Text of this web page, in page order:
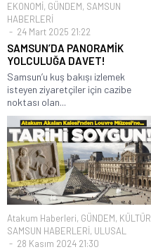
EKONOMİ, GÜNDEM, SAMSUN
HABERLERİ
24 Mart 2025 21:22
SAMSUN’DA PANORAMİK
YOLCULUĞA DAVET!
Samsun’u kuş bakışı izlemek
isteyen ziyaretçiler için cazibe
noktası olan...
Atakum Haberleri, GÜNDEM, KÜLTÜR
SAMSUN HABERLERİ, ULUSAL
28 Kasım 2024 21:30